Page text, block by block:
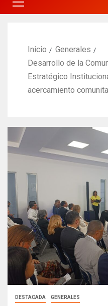
Inicio
Generales
Desarrollo de la
Estratégico
acercamiento
DESTACADA GENERALES